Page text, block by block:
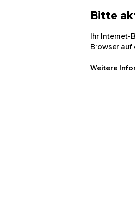
Bitte
Ihr Internet-
Browser auf
Weitere